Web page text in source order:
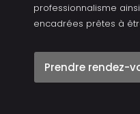
professionnalisme
encadrées prêtes à
Prendre rendez-